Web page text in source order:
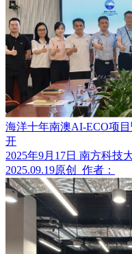
海洋十年南澳AI-ECO项
开
2025年9月17日 南方科技
2025.09.19原创 作者：